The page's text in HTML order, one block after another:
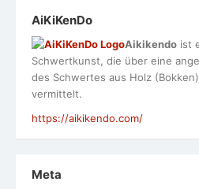
AiKiKenDo
Aikikendo ist
Schwertkunst, die über eine
des Schwertes aus Holz
vermittelt.
https://aikikendo.com/
Meta